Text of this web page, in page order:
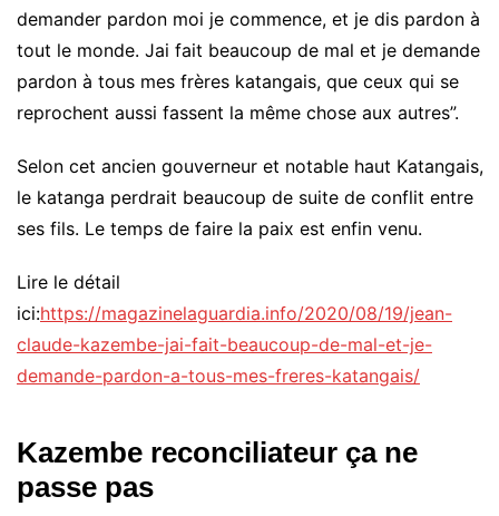
demander pardon moi je commence, et je dis pardon à
tout le monde. Jai fait beaucoup de mal et je demande
pardon à tous mes frères katangais, que ceux qui se
reprochent aussi fassent la même chose aux autres”.
Selon cet ancien gouverneur et notable haut Katangais,
le katanga perdrait beaucoup de suite de conflit entre
ses fils. Le temps de faire la paix est enfin venu.
Lire le détail
ici:https://magazinelaguardia.info/2020/08/19/jean-
claude-kazembe-jai-fait-beaucoup-de-mal-et-je-
demande-pardon-a-tous-mes-freres-katangais/
Kazembe reconciliateur ça ne
passe pas